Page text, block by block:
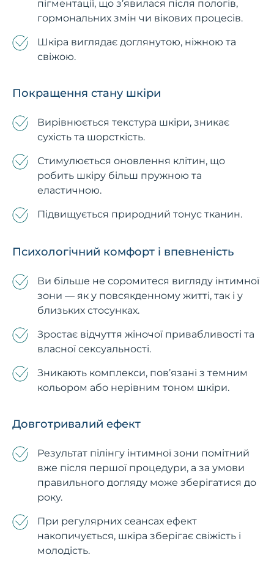
пігментації, що з’явилася після пологів,
гормональних змін чи вікових процесів.
Шкіра виглядає доглянутою, ніжною та
свіжою.
Покращення стану шкіри
Вирівнюється текстура шкіри, зникає
сухість та шорсткість.
Стимулюється оновлення клітин, що
робить шкіру більш пружною та
еластичною.
Підвищується природний тонус тканин.
Психологічний комфорт і впевненість
Ви більше не соромитеся вигляду інтимної
зони — як у повсякденному житті, так і у
близьких стосунках.
Зростає відчуття жіночої привабливості та
власної сексуальності.
Зникають комплекси, пов’язані з темним
кольором або нерівним тоном шкіри.
Довготривалий ефект
Результат пілінгу інтимної зони помітний
вже після першої процедури, а за умови
правильного догляду може зберігатися до
року.
При регулярних сеансах ефект
накопичується, шкіра зберігає свіжість і
молодість.